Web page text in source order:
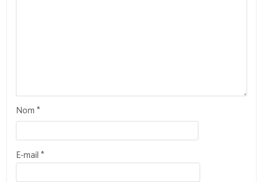
Nom*
E-mail*